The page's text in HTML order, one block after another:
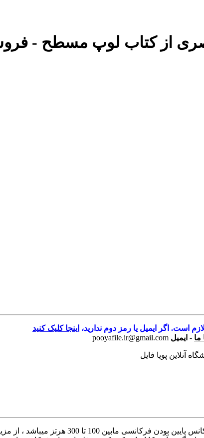
از کتاب لوپ مسطح -
است. اگر ایمیل یا رمز دوم ندارید، اینجا کلیک کنید
ما - ایمیل pooyafile.ir@gmail.com
آنلاین پویا فایل
کتاب لوپ مسطح کتاب لوپ مسطح : فلزیاب